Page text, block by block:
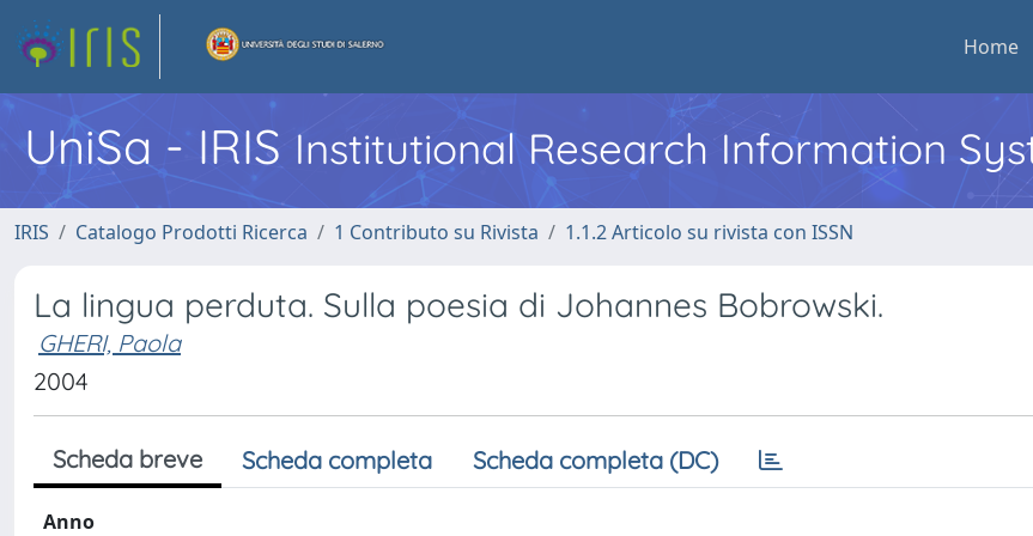
Home
UniSa - IRIS Institutional Research Information
IRIS Catalogo Prodotti Ricerca 1 Contributo su Rivista 1.1.2 Articolo su rivista con ISSN
La lingua perduta. Sulla poesia di Johannes Bobrowski.
GHERI, Paola
2004
Scheda breve Scheda completa Scheda completa (DC)
Anno